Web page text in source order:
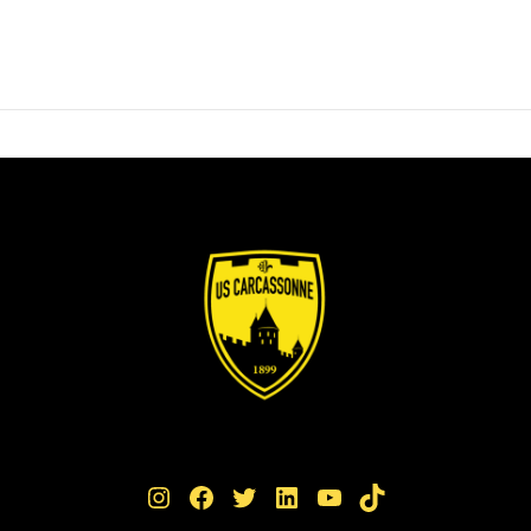
Instagram Facebook Twitter LinkedIn YouTube TikTok